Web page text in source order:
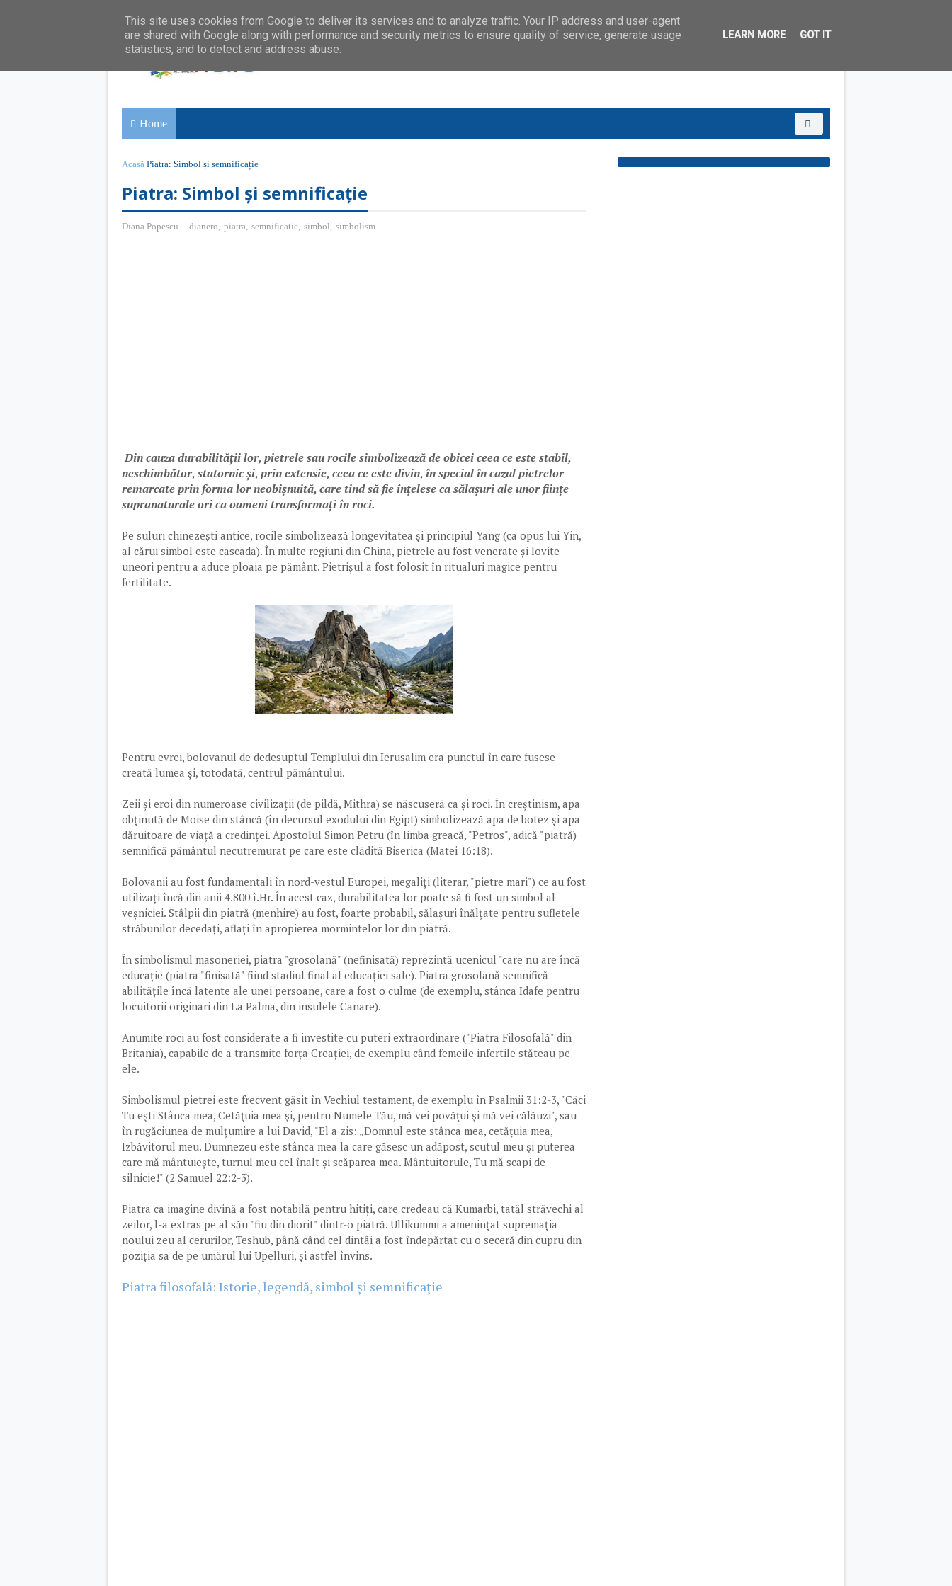
Home
Acasă Piatra: Simbol și semnificație
Piatra: Simbol și semnificație
Diana Popescu dianero, piatra, semnificatie, simbol, simbolism
Din cauza durabilității lor, pietrele sau rocile simbolizează de obicei ceea ce este stabil,
neschimbător, statornic și, prin extensie, ceea ce este divin, în special în cazul pietrelor
remarcate prin forma lor neobișnuită, care tind să fie înțelese ca sălașuri ale unor ființe
supranaturale ori ca oameni transformați în roci.
Pe suluri chinezești antice, rocile simbolizează longevitatea și principiul Yang (ca opus lui Yin,
al cărui simbol este cascada). În multe regiuni din China, pietrele au fost venerate și lovite
uneori pentru a aduce ploaia pe pământ. Pietrișul a fost folosit în ritualuri magice pentru
fertilitate.
Pentru evrei, bolovanul de dedesuptul Templului din Ierusalim era punctul în care fusese
creată lumea și, totodată, centrul pământului.
Zeii și eroi din numeroase civilizații (de pildă, Mithra) se născuseră ca și roci. În creștinism, apa
obținută de Moise din stâncă (în decursul exodului din Egipt) simbolizează apa de botez și apa
dăruitoare de viață a credinței. Apostolul Simon Petru (în limba greacă, "Petros", adică "piatră)
semnifică pământul necutremurat pe care este clădită Biserica (Matei 16:18).
Bolovanii au fost fundamentali în nord-vestul Europei, megaliți (literar, "pietre mari") ce au fost
utilizați încă din anii 4.800 î.Hr. În acest caz, durabilitatea lor poate să fi fost un simbol al
veșniciei. Stâlpii din piatră (menhire) au fost, foarte probabil, sălașuri înălțate pentru sufletele
străbunilor decedați, aflați în apropierea mormintelor lor din piatră.
În simbolismul masoneriei, piatra "grosolană" (nefinisată) reprezintă ucenicul "care nu are încă
educație (piatra "finisată" fiind stadiul final al educației sale). Piatra grosolană semnifică
abilitățile încă latente ale unei persoane, care a fost o culme (de exemplu, stânca Idafe pentru
locuitorii originari din La Palma, din insulele Canare).
Anumite roci au fost considerate a fi investite cu puteri extraordinare ("Piatra Filosofală" din
Britania), capabile de a transmite forța Creației, de exemplu când femeile infertile stăteau pe
ele.
Simbolismul pietrei este frecvent găsit în Vechiul testament, de exemplu în Psalmii 31:2-3, "Căci
Tu eşti Stânca mea, Cetăţuia mea şi, pentru Numele Tău, mă vei povăţui şi mă vei călăuzi", sau
în rugăciunea de mulțumire a lui David, "El a zis: „Domnul este stânca mea, cetăţuia mea,
Izbăvitorul meu. Dumnezeu este stânca mea la care găsesc un adăpost, scutul meu şi puterea
care mă mântuieşte, turnul meu cel înalt şi scăparea mea. Mântuitorule, Tu mă scapi de
silnicie!" (2 Samuel 22:2-3).
Piatra ca imagine divină a fost notabilă pentru hitiți, care credeau că Kumarbi, tatăl străvechi al
zeilor, l-a extras pe al său "fiu din diorit" dintr-o piatră. Ullikummi a amenințat supremația
noului zeu al cerurilor, Teshub, până când cel dintâi a fost îndepărtat cu o seceră din cupru din
poziția sa de pe umărul lui Upelluri, și astfel învins.
Piatra filosofală: Istorie, legendă, simbol și semnificație
This site uses cookies from Google to deliver its services and to analyze traffic. Your IP address and user-agent
are shared with Google along with performance and security metrics to ensure quality of service, generate usage
statistics, and to detect and address abuse.
LEARN MORE GOT IT